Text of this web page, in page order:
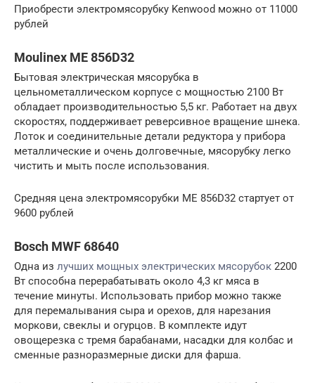
Приобрести электромясорубку Kenwood можно от 11000
рублей
Moulinex ME 856D32
Бытовая электрическая мясорубка в
цельнометаллическом корпусе с мощностью 2100 Вт
обладает производительностью 5,5 кг. Работает на двух
скоростях, поддерживает реверсивное вращение шнека.
Лоток и соединительные детали редуктора у прибора
металлические и очень долговечные, мясорубку легко
чистить и мыть после использования.
Средняя цена электромясорубки ME 856D32 стартует от
9600 рублей
Bosch MWF 68640
Одна из лучших мощных электрических мясорубок 2200
Вт способна перерабатывать около 4,3 кг мяса в
течение минуты. Использовать прибор можно также
для перемалывания сыра и орехов, для нарезания
моркови, свеклы и огурцов. В комплекте идут
овощерезка с тремя барабанами, насадки для колбас и
сменные разноразмерные диски для фарша.